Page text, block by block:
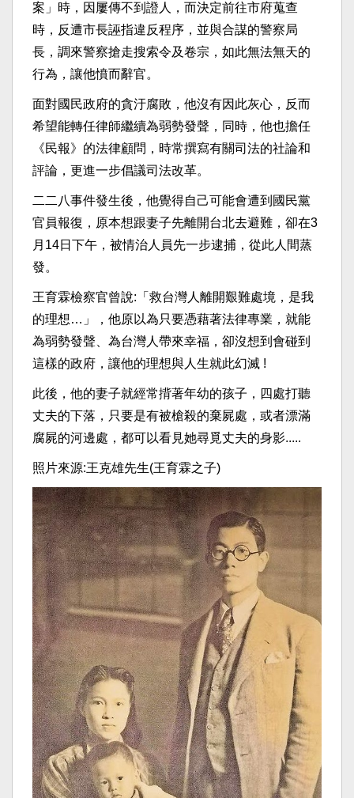
案」時，因屢傳不到證人，而決定前往市府蒐查
時，反遭市長誣指違反程序，並與合謀的警察局
長，調來警察搶走搜索令及卷宗，如此無法無天的
行為，讓他憤而辭官。
面對國民政府的貪汙腐敗，他沒有因此灰心，反而
希望能轉任律師繼續為弱勢發聲，同時，他也擔任
《民報》的法律顧問，時常撰寫有關司法的社論和
評論，更進一步倡議司法改革。
二二八事件發生後，他覺得自己可能會遭到國民黨
官員報復，原本想跟妻子先離開台北去避難，卻在3
月14日下午，被情治人員先一步逮捕，從此人間蒸
發。
王育霖檢察官曾說:「救台灣人離開艱難處境，是我
的理想…」，他原以為只要憑藉著法律專業，就能
為弱勢發聲、為台灣人帶來幸福，卻沒想到會碰到
這樣的政府，讓他的理想與人生就此幻滅 !
此後，他的妻子就經常揹著年幼的孩子，四處打聽
丈夫的下落，只要是有被槍殺的棄屍處，或者漂滿
腐屍的河邊處，都可以看見她尋覓丈夫的身影.....
照片來源:王克雄先生(王育霖之子)